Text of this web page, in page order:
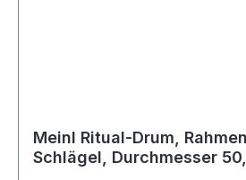
Meinl Ritual-Drum,
Schlägel, Durchmesser